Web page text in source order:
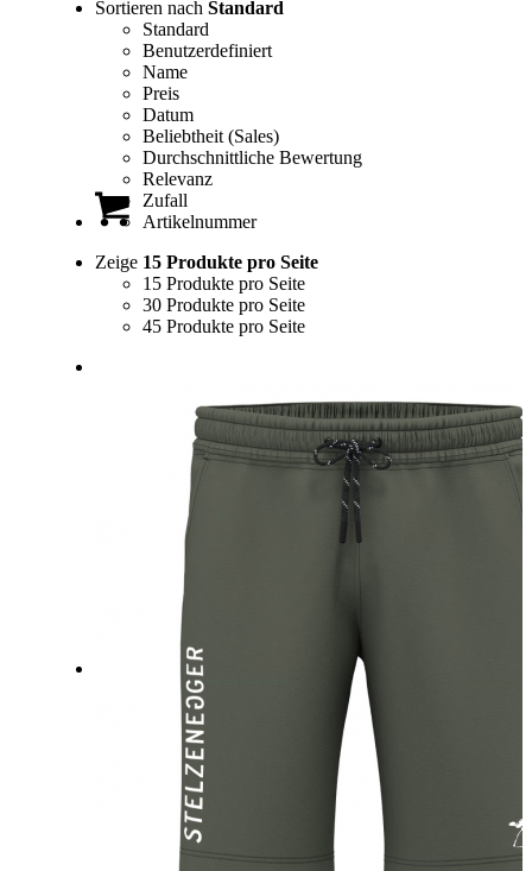
Einkaufswagen
Link zu Facebook
Sortieren nachStandard
Standard
Benutzerdefiniert
Name
Preis
Datum
Beliebtheit (Sales)
Durchschnittliche Bewertung
Relevanz
Zufall
Artikelnummer
Zeige 15 Produkte pro Seite
15 Produkte pro Seite
30 Produkte pro Seite
45 Produkte pro Seite